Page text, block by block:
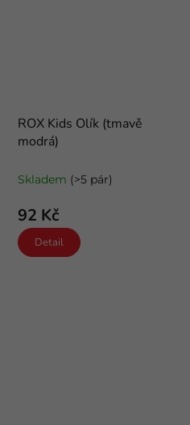
ROX Kids Olík (tmavě
modrá)
Skladem (>5 pár)
92 Kč
Detail